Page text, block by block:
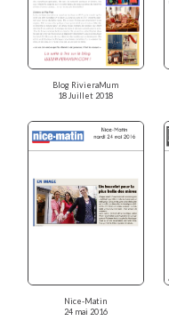
Blog RivieraMum
18 Juillet 2018
Nice-Matin
24 mai 2016